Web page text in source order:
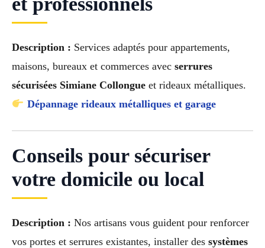
Description : Services adaptés pour appartements,
maisons, bureaux et commerces avec serrures
sécurisées Simiane Collongue et rideaux métalliques.
Dépannage rideaux métalliques et garage
Conseils pour sécuriser
votre domicile ou local
Description : Nos artisans vous guident pour renforcer
vos portes et serrures existantes, installer des systèmes